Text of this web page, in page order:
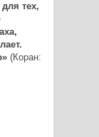
тех,
(Коран: